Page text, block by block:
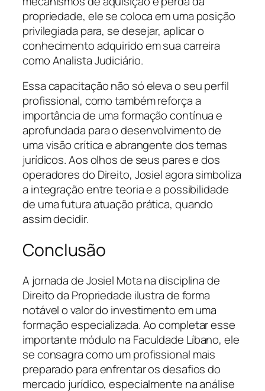
propriedade, ele se coloca em uma posição
privilegiada para, se desejar, aplicar o
conhecimento adquirido em sua carreira
como Analista Judiciário.
Essa capacitação não só eleva o seu perfil
profissional, como também reforça a
importância de uma formação contínua e
aprofundada para o desenvolvimento de
uma visão crítica e abrangente dos temas
jurídicos. Aos olhos de seus pares e dos
operadores do Direito, Josiel agora simboliza
a integração entre teoria e a possibilidade
de uma futura atuação prática, quando
assim decidir.
Conclusão
A jornada de Josiel Mota na disciplina de
Direito da Propriedade ilustra de forma
notável o valor do investimento em uma
formação especializada. Ao completar esse
importante módulo na Faculdade Líbano, ele
se consagra como um profissional mais
preparado para enfrentar os desafios do
mercado jurídico, especialmente na análise